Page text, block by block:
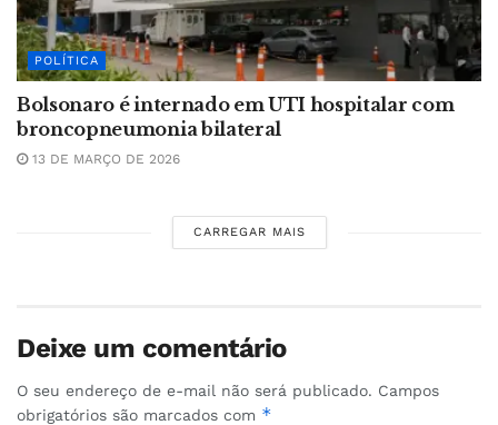
POLÍTICA
Bolsonaro é internado em UTI hospitalar com
broncopneumonia bilateral
13 DE MARÇO DE 2026
CARREGAR MAIS
Deixe um comentário
O seu endereço de e-mail não será publicado. Campos
obrigatórios são marcados com *